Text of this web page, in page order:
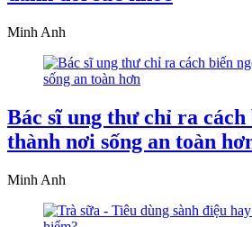
Minh Anh
Bác sĩ ung thư chỉ ra cách
thành nơi sống an toàn
Minh Anh